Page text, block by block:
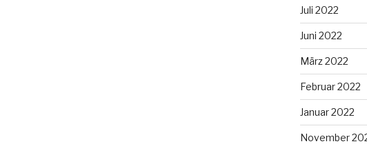
Juli 2022
Juni 2022
März 2022
Februar 2022
Januar 2022
November